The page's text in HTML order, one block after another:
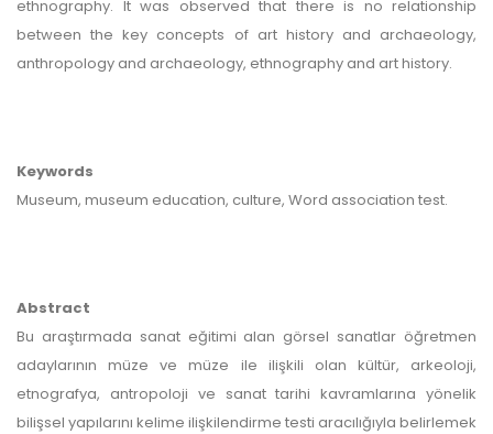
ethnography. It was observed that there is no relationship
between the key concepts of art history and archaeology,
anthropology and archaeology, ethnography and art history.
Keywords
Museum, museum education, culture, Word association test.
Abstract
Bu araştırmada sanat eğitimi alan görsel sanatlar öğretmen
adaylarının müze ve müze ile ilişkili olan kültür, arkeoloji,
etnografya, antropoloji ve sanat tarihi kavramlarına yönelik
bilişsel yapılarını kelime ilişkilendirme testi aracılığıyla belirlemek